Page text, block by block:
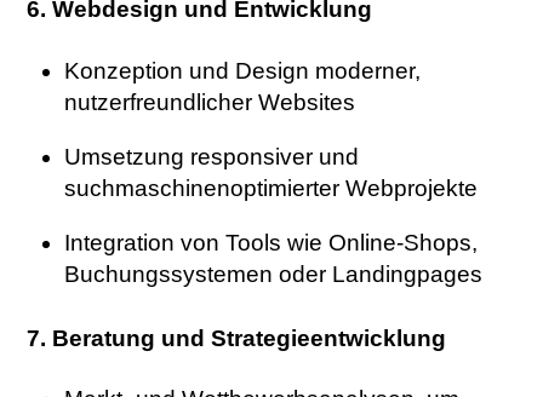
6. Webdesign und Entwicklung
Konzeption und Design moderner,
nutzerfreundlicher Websites
Umsetzung responsiver und
suchmaschinenoptimierter Webprojekte
Integration von Tools wie Online-Shops,
Buchungssystemen oder Landingpages
7. Beratung und Strategieentwicklung